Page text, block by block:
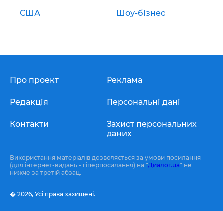
США Шоу-бізнес
Про проект
Редакція
Контакти
Реклама
Персональні дані
Захист персональних
даних
Використання матеріалів дозволяється за умови посилання
(для інтернет-видань - гіперпосилання) на "Диалог.ua" не
нижче за третій абзац.
� 2026, Усі права захищені.